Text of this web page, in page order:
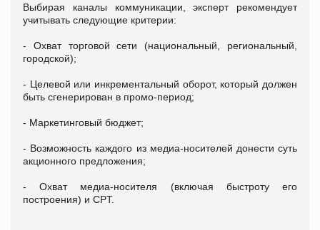
Выбирая каналы коммуникации, эксперт рекомендует
учитывать следующие критерии:
- Охват торговой сети (национальный, региональный,
городской);
- Целевой или инкрементальный оборот, который должен
быть сгенерирован в промо-период;
- Маркетинговый бюджет;
- Возможность каждого из медиа-носителей донести суть
акционного предложения;
- Охват медиа-носителя (включая быстроту его
построения) и CPT.